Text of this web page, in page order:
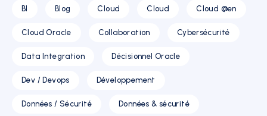
BI Blog Cloud Cloud Cloud @en
Cloud Oracle Collaboration Cybersécurité
Data Integration Décisionnel Oracle
Dev / Devops Développement
Données / Sécurité Données & sécurité